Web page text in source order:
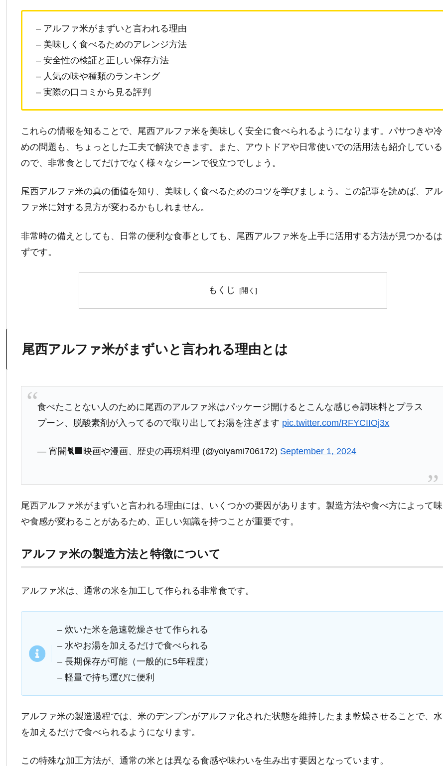
– アルファ米がまずいと言われる理由
– 美味しく食べるためのアレンジ方法
– 安全性の検証と正しい保存方法
– 人気の味や種類のランキング
– 実際の口コミから見る評判
これらの情報を知ることで、尾西アルファ米を美味しく安全に食べられるようになります。パサつきや冷
めの問題も、ちょっとした工夫で解決できます。また、アウトドアや日常使いでの活用法も紹介している
ので、非常食としてだけでなく様々なシーンで役立つでしょう。
尾西アルファ米の真の価値を知り、美味しく食べるためのコツを学びましょう。この記事を読めば、アル
ファ米に対する見方が変わるかもしれません。
非常時の備えとしても、日常の便利な食事としても、尾西アルファ米を上手に活用する方法が見つかるは
ずです。
もくじ
尾西アルファ米がまずいと言われる理由とは
食べたことない人のために尾西のアルファ米はパッケージ開けるとこんな感じ🍚調味料とプラス
プーン、脱酸素剤が入ってるので取り出してお湯を注ぎます pic.twitter.com/RFYCIIOj3x
— 宵闇🐈‍⬛映画や漫画、歴史の再現料理 (@yoiyami706172) September 1, 2024
尾西アルファ米がまずいと言われる理由には、いくつかの要因があります。製造方法や食べ方によって味
や食感が変わることがあるため、正しい知識を持つことが重要です。
アルファ米の製造方法と特徴について
アルファ米は、通常の米を加工して作られる非常食です。
– 炊いた米を急速乾燥させて作られる
– 水やお湯を加えるだけで食べられる
– 長期保存が可能（一般的に5年程度）
– 軽量で持ち運びに便利
アルファ米の製造過程では、米のデンプンがアルファ化された状態を維持したまま乾燥させることで、水
を加えるだけで食べられるようになります。
この特殊な加工方法が、通常の米とは異なる食感や味わいを生み出す要因となっています。